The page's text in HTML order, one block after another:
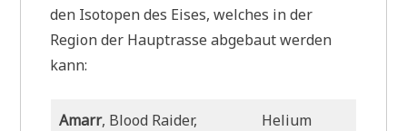
den Isotopen des Eises, welches in der
Region der Hauptrasse abgebaut werden
kann:
Amarr, Blood Raider,
Helium